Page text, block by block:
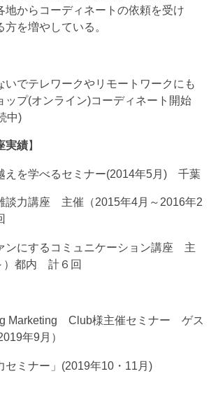
地からコーディネートの依頼を受け
を増やしている。
いでテレワークやリモートワークにも
ップ(オンライン)コーディネート開始
中)
実績】
えを学べるセミナー(2014年5月) 千葉
談力講座 主催（2015年4月～2016年2
ンにするコミュニケーション講座 主
）都内 計６回
Marketing Club様主催セミナー ゲス
年9月）
セミナー」(2019年10・11月)